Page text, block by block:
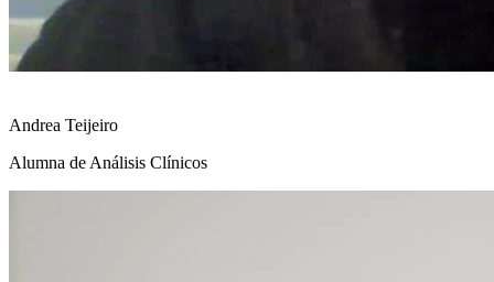
Andrea Teijeiro
Alumna de Análisis Clínicos